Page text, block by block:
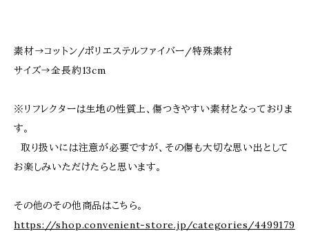
素材→コットン/ポリエステルファイバー/特殊素材
サイズ→全長約13cm
※リフレクターは生地の性質上、傷つきやすい素材となっておりま
す。
取り扱いには注意が必要ですが、その傷も大切な思い出として
お楽しみいただけたらと思います。
その他のその他商品はこちら。
https://shop.convenient-store.jp/categories/4499179